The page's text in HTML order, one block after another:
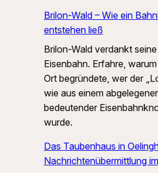
Brilon-Wald – Wie ein
entstehen ließ
Brilon-Wald verdankt
Eisenbahn. Erfahre,
Ort begründete, wer der
wie aus einem
bedeutender
wurde.
Das Taubenhaus in
Nachrichtenübermittlung